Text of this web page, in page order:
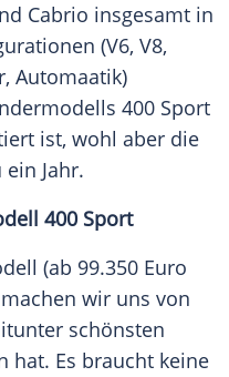
Cabrio insgesamt in
(V6, V8,
Automaatik)
400 Sport
ist, wohl aber die
Jahr.
400 Sport
(ab 99.350 Euro
wir uns von
schönsten
hat. Es braucht keine